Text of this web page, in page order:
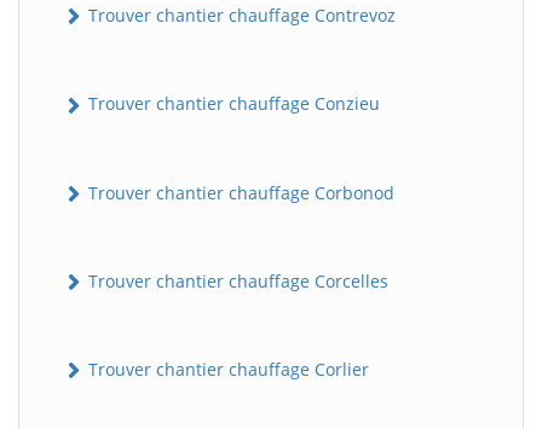
Trouver chantier chauffage Contrevoz
Trouver chantier chauffage Conzieu
Trouver chantier chauffage Corbonod
Trouver chantier chauffage Corcelles
Trouver chantier chauffage Corlier
B Assistant en ligne